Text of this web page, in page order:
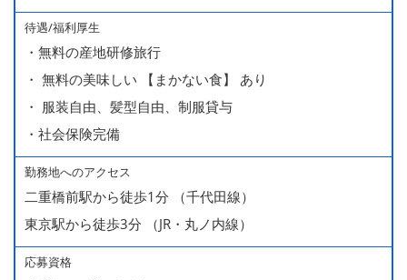
■ 昇給（随時）
■ 賞与 年２回（夏・秋）約１ヶ月分
■ インセンティブ制度（月額約4万円～20万円）
＊店長・料理長候補・統括店長・統括料理長候補の場合
＜給与モデル＞
450万円／社員（20代・入社1年目・入籍予定のパートナ
ー持ち）
490万円／店長代理（20代・入社2年目・入社後に結婚。
待遇/福利厚生
・無料の産地研修旅行
・ 無料の美味しい 【まかない食】 あり
・ 服装自由、髪型自由、制服貸与
・社会保険完備
勤務地へのアクセス
二重橋前駅から徒歩1分 （千代田線）
東京駅から徒歩3分 （JR・丸ノ内線）
応募資格